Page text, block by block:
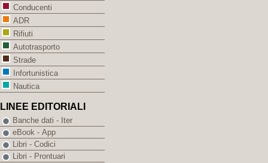
Conducenti
ADR
Rifiuti
Autotrasporto
Strade
Infortunistica
Nautica
LINEE EDITORIALI
Banche dati - Iter
eBook - App
Libri - Codici
Libri - Prontuari